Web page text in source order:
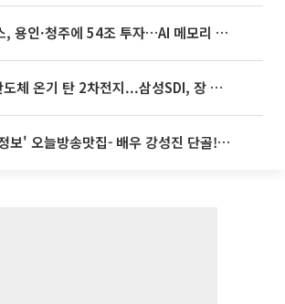
SK하이닉스, 용인·청주에 54조 투자…AI 메모리 생산기지 키운다
[특징주] 반도체 온기 탄 2차전지...삼성SDI, 장 초반 7% 넘게 껑충
'2TV 생생정보' 오늘방송맛집- 배우 강성진 단골! 쌀국수ㆍ푸팟퐁 커리 맛집 '블○○○'